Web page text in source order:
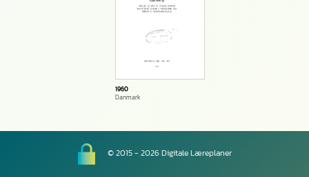
1960
Danmark
© 2015 - 2026 Digitale Læreplaner